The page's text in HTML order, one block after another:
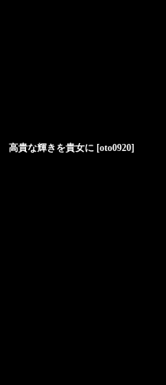
高貴な輝きを貴女に [oto0920]